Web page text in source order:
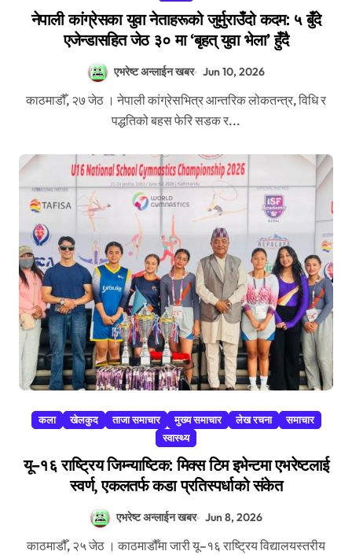
नेपाली कांग्रेसका युवा नेताहरूको जुर्मुराउँदो कदम: ५ बुँदे
एजेन्डासहित जेठ ३० मा ‘बृहत् युवा भेला’ हुँदै
एभरेष्ट अन्लाईन खबर Jun 10, 2026
काठमाडौँ, २७ जेठ । नेपाली कांग्रेसभित्र आन्तरिक लोकतन्त्र, विधि र
पद्धतिको बहस फेरि सडक र...
कला खेलकुद ताजा समाचार मुख्य समाचार लेख रचना
समाचार
स्वास्थ्य
यू–१६ राष्ट्रिय जिम्न्याष्टिक: मिक्स टिम इभेन्टमा एभरेष्टलाई
स्वर्ण, एकलतर्फ कडा प्रतिस्पर्धाको संकेत
एभरेष्ट अन्लाईन खबर Jun 8, 2026
काठमाडौँ, २५ जेठ । काठमाडौँमा जारी यू–१६ राष्ट्रिय विद्यालयस्तरीय